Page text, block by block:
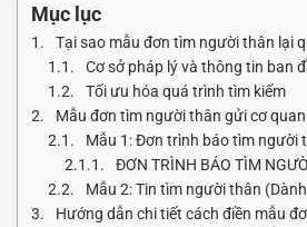
Mục lục
Tại sao mẫu đơn tìm người thân lại
Cơ sở pháp lý và thông tin ban
Tối ưu hóa quá trình tìm kiếm
Mẫu đơn tìm người thân gửi cơ
Mẫu 1: Đơn trình báo tìm người
ĐƠN TRÌNH BÁO TÌM
Mẫu 2: Tin tìm người thân (Dành
Hướng dẫn chi tiết cách điền mẫu